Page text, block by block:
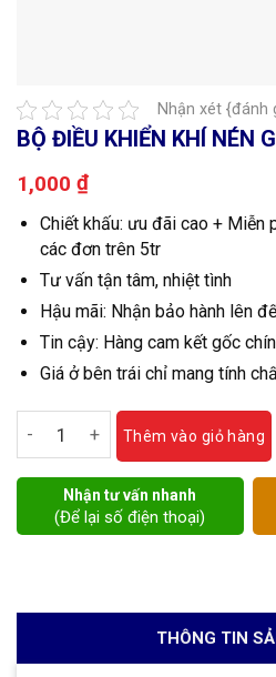
Nhận xét {đánh
BỘ ĐIỀU KHIỂN KHÍ NÉN
1,000 ₫
Chiết khấu: ưu đãi cao + Miễn
các đơn trên 5tr
Tư vấn tận tâm, nhiệt tình
Hậu mãi: Nhận bảo hành lên
Tin cậy: Hàng cam kết gốc
Giá ở bên trái chỉ mang tính
Thêm vào giỏ hàng
Nhận tư vấn nhanh
(Để lại số điện thoại)
THÔNG TIN